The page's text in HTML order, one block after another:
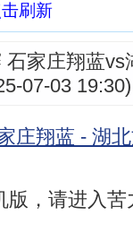
刷新
家庄翔蓝vs
07-03 19:30)
庄翔蓝 - 湖
版，请进入